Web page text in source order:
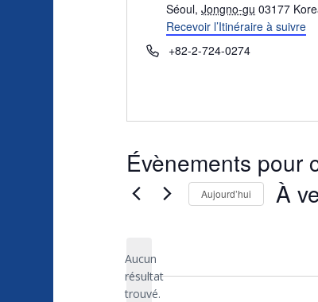
Séoul, Jongno-gu 03177
Recevoir l’Itinéraire à suivre
Téléphone
+82-2-724-0274
Évènements pour
Notice
Aucun
résultat
trouvé.
Aujourd’hui À